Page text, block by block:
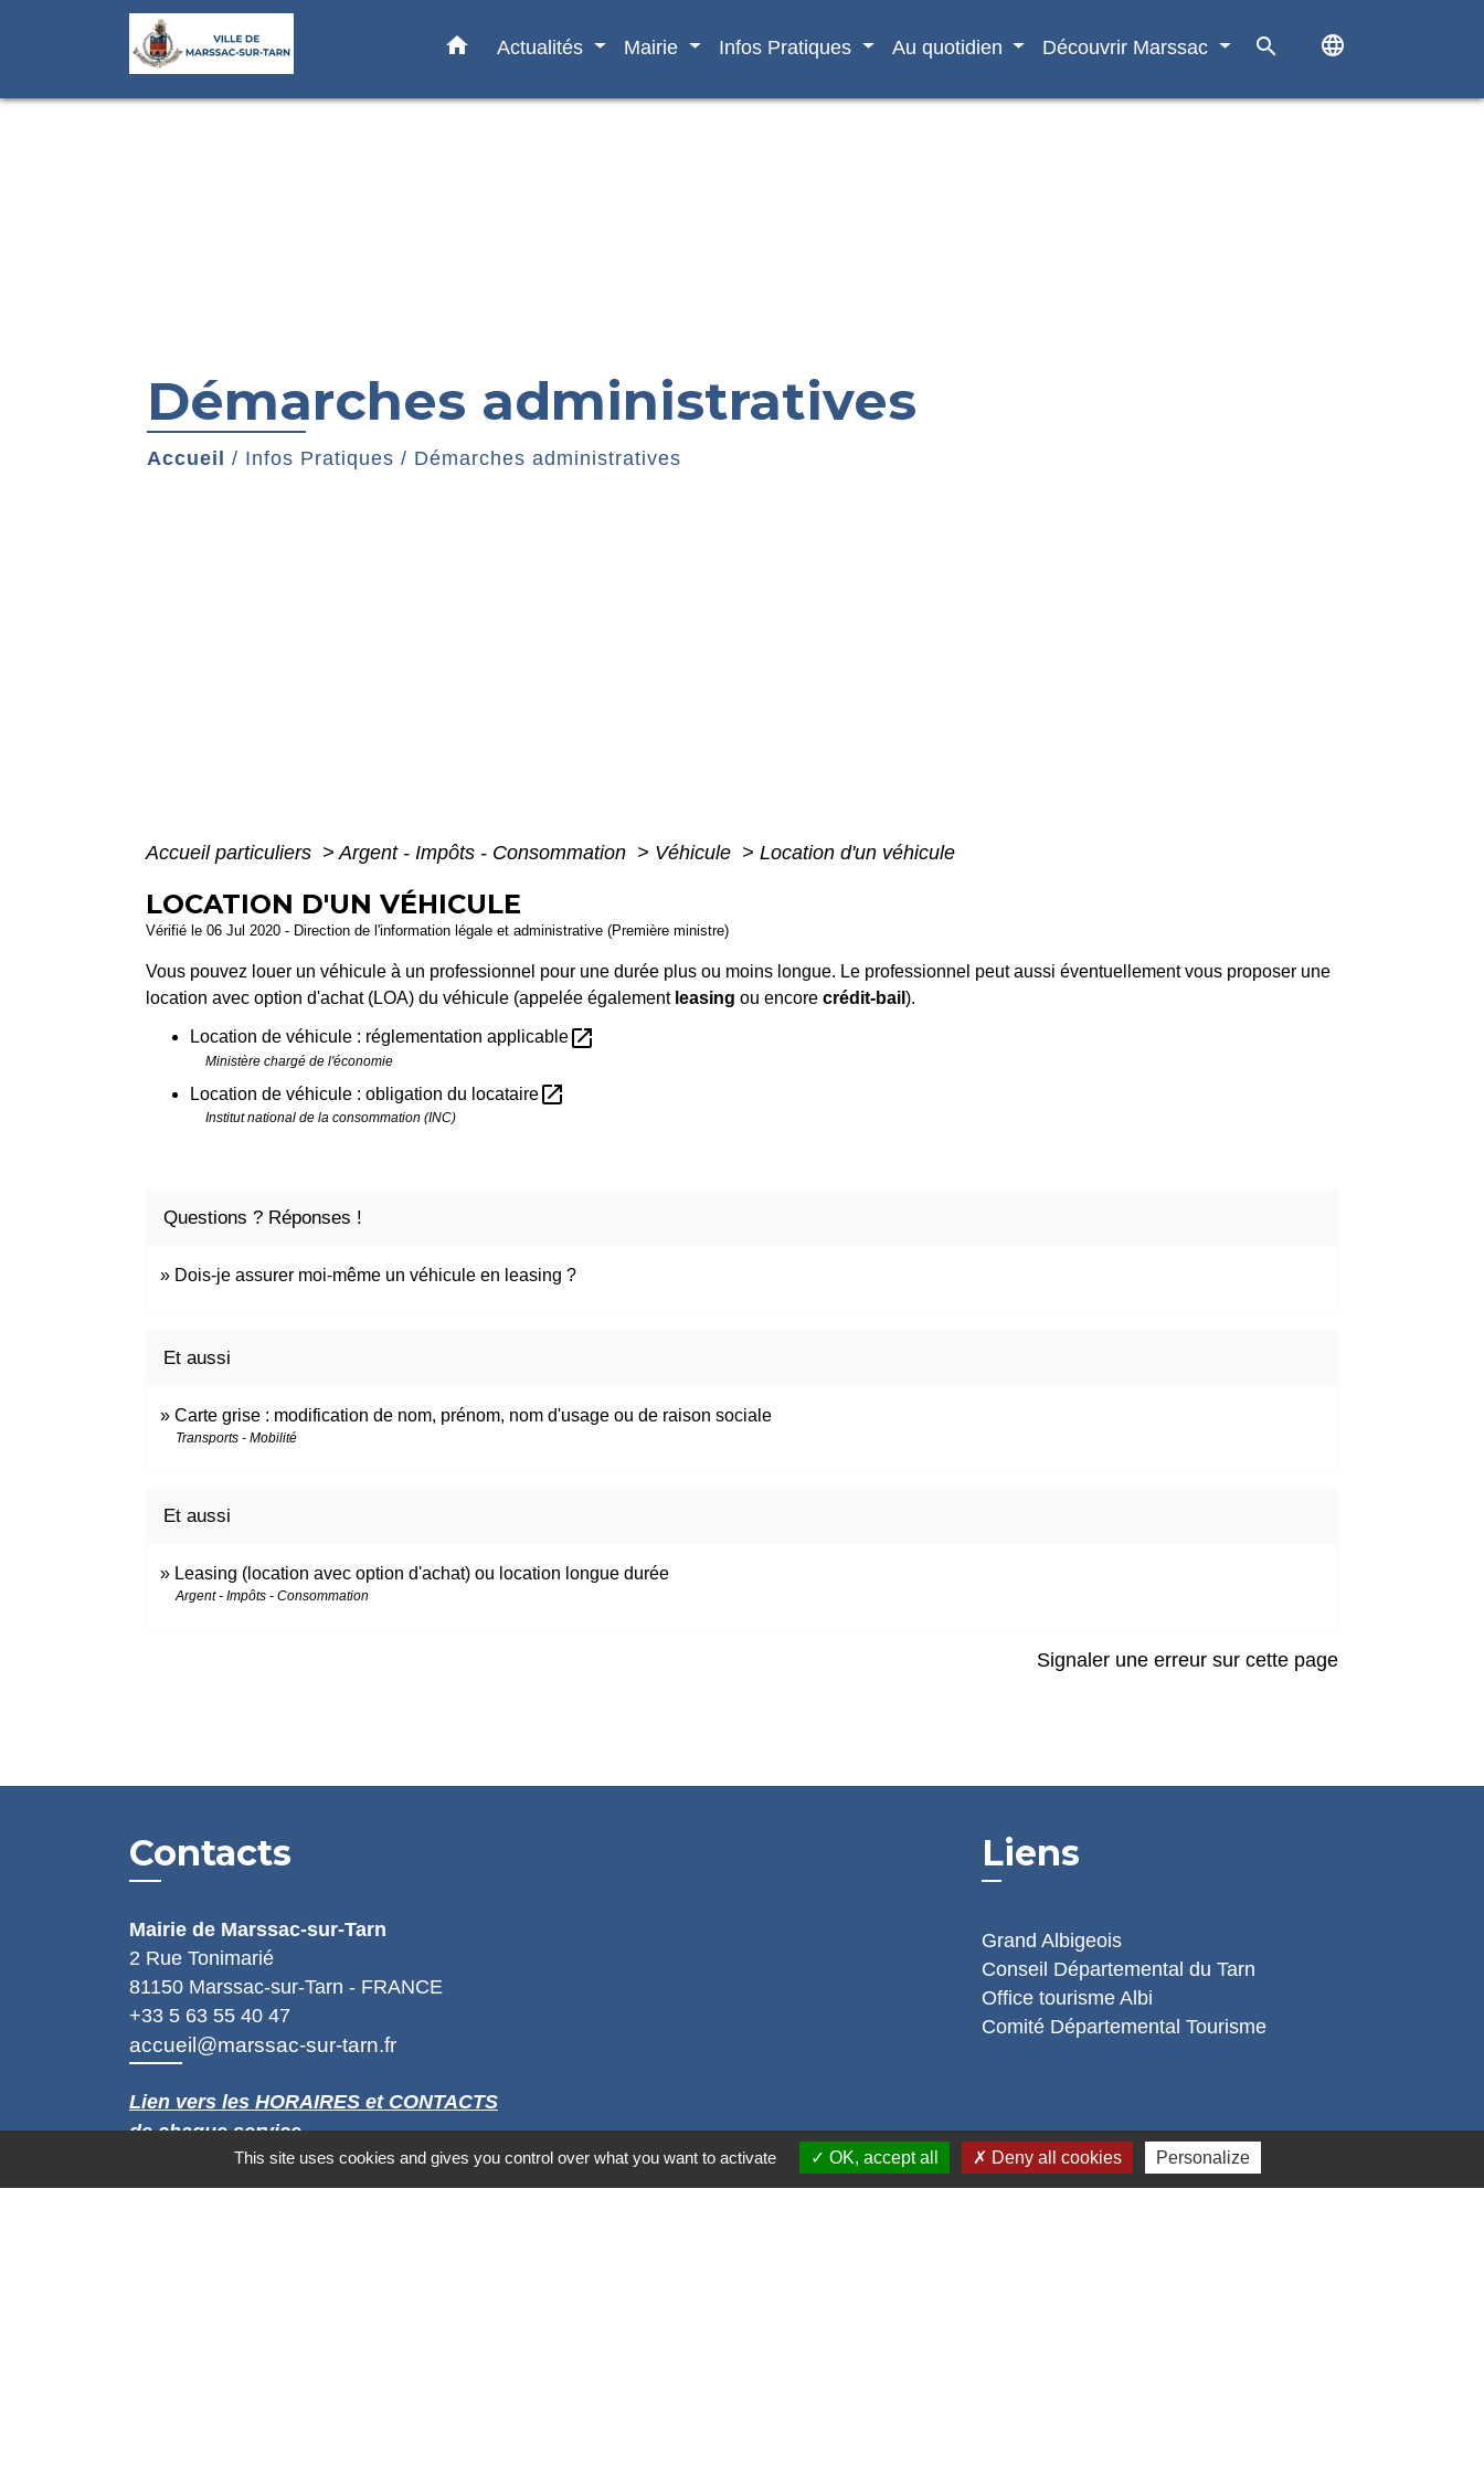
home Actualités Mairie Infos Pratiques Au quotidien Découvrir Marssac search language
Démarches administratives
Accueil / Infos Pratiques / Démarches administratives
Accueil particuliers > Argent - Impôts - Consommation > Véhicule > Location d'un véhicule
LOCATION D'UN VÉHICULE
Vérifié le 06 Jul 2020 - Direction de l'information légale et administrative (Première ministre)
Vous pouvez louer un véhicule à un professionnel pour une durée plus ou moins longue. Le professionnel peut aussi éventuellement vous proposer une
location avec option d'achat (LOA) du véhicule (appelée également leasing ou encore crédit-bail ).
Location de véhicule : réglementation applicableopen_in_new
Ministère chargé de l'économie
Location de véhicule : obligation du locataireopen_in_new
Institut national de la consommation (INC)
Questions ? Réponses !
Dois-je assurer moi-même un véhicule en leasing ?
Et aussi
Carte grise : modification de nom, prénom, nom d'usage ou de raison sociale
Transports - Mobilité
Et aussi
Leasing (location avec option d'achat) ou location longue durée
Argent - Impôts - Consommation
Signaler une erreur sur cette page
Contacts
Mairie de Marssac-sur-Tarn
2 Rue Tonimarié
81150 Marssac-sur-Tarn - FRANCE
+33 5 63 55 40 47
accueil@marssac-sur-tarn.fr
Lien vers les HORAIRES et CONTACTS
de chaque service
Liens
Grand Albigeois
Conseil Départemental du Tarn
Office tourisme Albi
Comité Départemental Tourisme
This site uses cookies and gives you control over what you want to activate OK, accept all Deny all cookies Personalize